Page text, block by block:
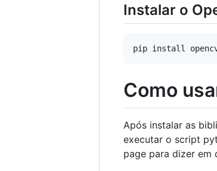
Instalar o
Como
Após instalar as
executar o script
page para dizer em